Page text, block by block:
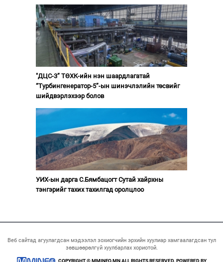
"ДЦС-3” ТӨХК-ийн нэн шаардлагатай
“Турбингенератор-5”-ын шинэчлэлийн төсвийг
шийдвэрлэхээр болов
УИХ-ын дарга С.Бямбацогт Сутай хайрхны
тэнгэрийг тахих тахилгад оролцлоо
Веб сайтад агуулагдсан мэдээлэл зохиогчийн эрхийн хуулиар хамгаалагдсан тул
зөвшөөрөлгүй хуулбарлах хориотой.
COPYRIGHT © MMINFO.MN ALL RIGHTS RESERVED. POWERED BY